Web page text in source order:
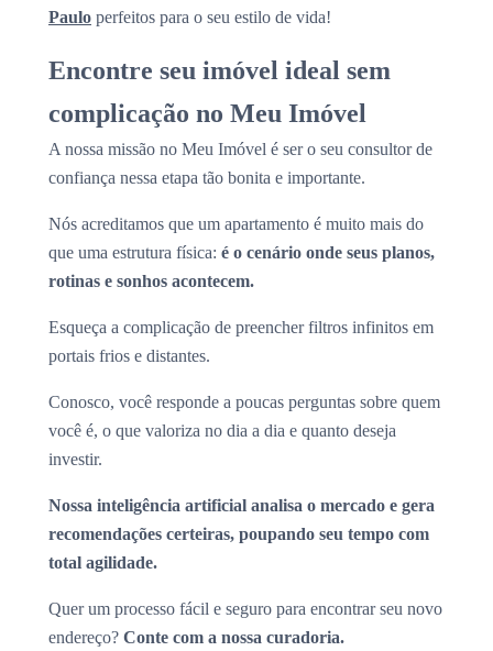
Paulo perfeitos para o seu estilo de vida!
Encontre seu imóvel ideal sem
complicação no Meu Imóvel
A nossa missão no Meu Imóvel é ser o seu consultor de
confiança nessa etapa tão bonita e importante.
Nós acreditamos que um apartamento é muito mais do
que uma estrutura física: é o cenário onde seus planos,
rotinas e sonhos acontecem.
Esqueça a complicação de preencher filtros infinitos em
portais frios e distantes.
Conosco, você responde a poucas perguntas sobre quem
você é, o que valoriza no dia a dia e quanto deseja
investir.
Nossa inteligência artificial analisa o mercado e gera
recomendações certeiras, poupando seu tempo com
total agilidade.
Quer um processo fácil e seguro para encontrar seu novo
endereço? Conte com a nossa curadoria.